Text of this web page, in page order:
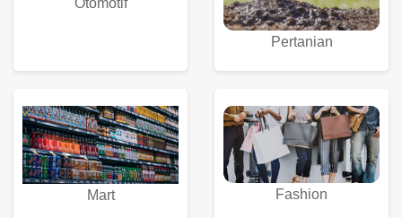
Otomotif
Pertanian
Mart Fashion